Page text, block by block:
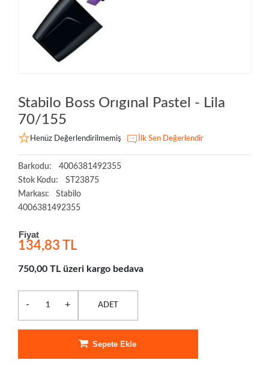
Stabilo Boss Orıgınal Pastel - Lila
70/155
Henüz Değerlendirilmemiş İlk Sen Değerlendir
Barkodu:
4006381492355
Stok Kodu:
ST23875
Markası:
Stabilo
4006381492355
Fiyat
134,83 TL
750,00 TL üzeri kargo bedava
- + ADET
Sepete Ekle